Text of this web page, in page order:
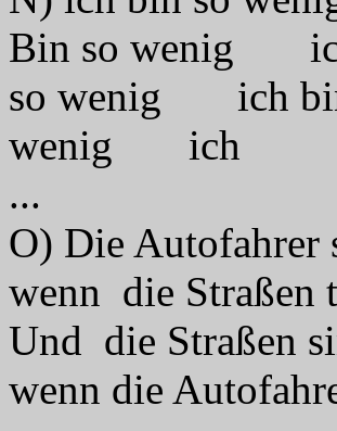
Bin so
so wenig ich
wenig ich
...
O) Die Autofahrer
wenn die
Und die Straßen
wenn die